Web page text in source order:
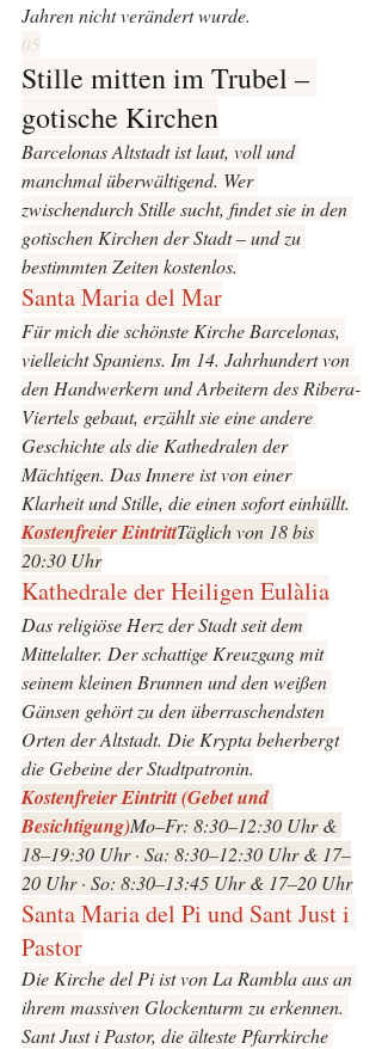
Jahren nicht verändert wurde.
05
Stille mitten im Trubel –
gotische Kirchen
Barcelonas Altstadt ist laut, voll und
manchmal überwältigend. Wer
zwischendurch Stille sucht, findet sie in den
gotischen Kirchen der Stadt – und zu
bestimmten Zeiten kostenlos.
Santa Maria del Mar
Für mich die schönste Kirche Barcelonas,
vielleicht Spaniens. Im 14. Jahrhundert von
den Handwerkern und Arbeitern des Ribera-
Viertels gebaut, erzählt sie eine andere
Geschichte als die Kathedralen der
Mächtigen. Das Innere ist von einer
Klarheit und Stille, die einen sofort einhüllt.
Kostenfreier EintrittTäglich von 18 bis
20:30 Uhr
Kathedrale der Heiligen Eulàlia
Das religiöse Herz der Stadt seit dem
Mittelalter. Der schattige Kreuzgang mit
seinem kleinen Brunnen und den weißen
Gänsen gehört zu den überraschendsten
Orten der Altstadt. Die Krypta beherbergt
die Gebeine der Stadtpatronin.
Kostenfreier Eintritt (Gebet und
Besichtigung)Mo–Fr: 8:30–12:30 Uhr &
18–19:30 Uhr · Sa: 8:30–12:30 Uhr & 17–
20 Uhr · So: 8:30–13:45 Uhr & 17–20 Uhr
Santa Maria del Pi und Sant Just i
Pastor
Die Kirche del Pi ist von La Rambla aus an
ihrem massiven Glockenturm zu erkennen.
Sant Just i Pastor, die älteste Pfarrkirche